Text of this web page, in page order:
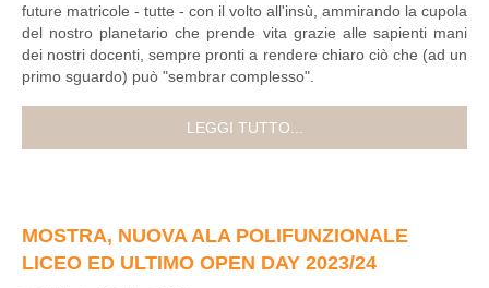
future matricole - tutte - con il volto all'insù, ammirando la cupola
del nostro planetario che prende vita grazie alle sapienti mani
dei nostri docenti, sempre pronti a rendere chiaro ciò che (ad un
primo sguardo) può "sembrar complesso".
LEGGI TUTTO...
MOSTRA, NUOVA ALA POLIFUNZIONALE
LICEO ED ULTIMO OPEN DAY 2023/24